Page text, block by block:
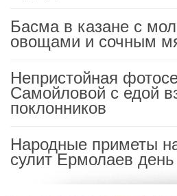
Басма в казане с
овощами и сочным
Непристойная
Самойловой с едой
поклонников
Народные приметы
сулит Ермолаев день